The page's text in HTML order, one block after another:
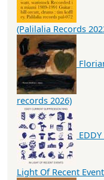
(Palilalia Records
records 2026)
Light Of Recent